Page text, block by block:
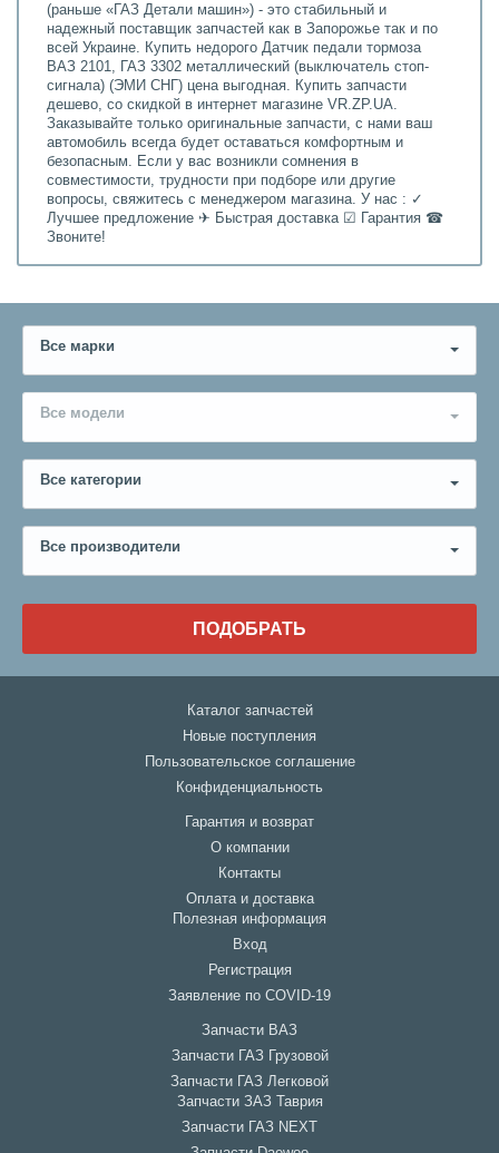
(раньше «ГАЗ Детали машин») - это стабильный и
надежный поставщик запчастей как в Запорожье так и по
всей Украине. Купить недорого Датчик педали тормоза
ВАЗ 2101, ГАЗ 3302 металлический (выключатель стоп-
сигнала) (ЭМИ СНГ) цена выгодная. Купить запчасти
дешево, со скидкой в интернет магазине VR.ZP.UA.
Заказывайте только оригинальные запчасти, с нами ваш
автомобиль всегда будет оставаться комфортным и
безопасным. Если у вас возникли сомнения в
совместимости, трудности при подборе или другие
вопросы, свяжитесь с менеджером магазина. У нас : ✓
Лучшее предложение ✈ Быстрая доставка ☑ Гарантия ☎
Звоните!
Все марки
Все модели
Все категории
Все производители
ПОДОБРАТЬ
Каталог запчастей
Новые поступления
Пользовательское соглашение
Конфиденциальность
Гарантия и возврат
О компании
Контакты
Оплата и доставка
Полезная информация
Вход
Регистрация
Заявление по COVID-19
Запчасти ВАЗ
Запчасти ГАЗ Грузовой
Запчасти ГАЗ Легковой
Запчасти ЗАЗ Таврия
Запчасти ГАЗ NEXT